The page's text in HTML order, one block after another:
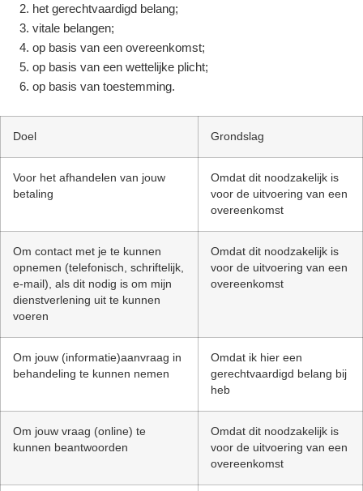
het gerechtvaardigd belang;
vitale belangen;
op basis van een overeenkomst;
op basis van een wettelijke plicht;
op basis van toestemming.
Doel Grondslag
Voor het afhandelen van jouw
betaling
Omdat dit noodzakelijk is
voor de uitvoering van een
overeenkomst
Om contact met je te kunnen
opnemen (telefonisch, schriftelijk,
e-mail), als dit nodig is om mijn
dienstverlening uit te kunnen
voeren
Omdat dit noodzakelijk is
voor de uitvoering van een
overeenkomst
Om jouw (informatie)aanvraag in
behandeling te kunnen nemen
Omdat ik hier een
gerechtvaardigd belang bij
heb
Om jouw vraag (online) te
kunnen beantwoorden
Omdat dit noodzakelijk is
voor de uitvoering van een
overeenkomst